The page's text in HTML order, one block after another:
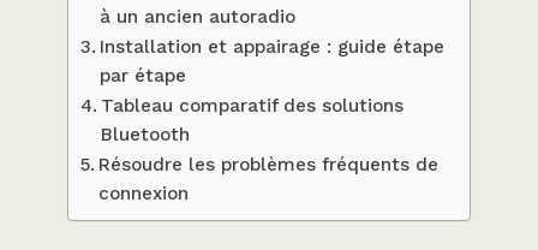
à un ancien autoradio
Installation et appairage : guide étape
par étape
Tableau comparatif des solutions
Bluetooth
Résoudre les problèmes fréquents de
connexion